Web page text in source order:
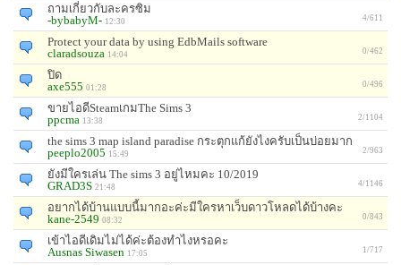
ถามเกี่ยวกับละครซิม
-bybabyM- 12:30 4/611
Protect your data by using EdbMails software
claradsouza 14:04 0/462
ปิด
axe555 01:28 0/496
ขายไอดีSteamเกมThe Sims 3
ppcma 13:38 2/1104
the sims 3 map island paradise กระตุกแก้ยังไงครับเป็นบ่อยมาก
peeplo2005 15:49 2/963
ยังมีใครเล่น The sims 3 อยู่ไหมคะ 10/2019
GRAD3S 21:48 4/1146
อยากได้บ้านแบบนี้มากอะค่ะมีใครหาเว็บดาวโหลดได้บ้างคะ
kane-2549 08:32 0/843
เข้าไอดีเดิมไม่ได้ค่ะต้องทำไงหรอคะ
Ausnas Siwasen 17:05 1/717